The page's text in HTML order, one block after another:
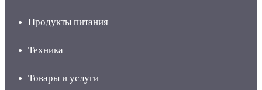
Продукты питания
Техника
Товары и услуги